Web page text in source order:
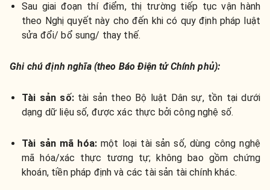
Sau giai đoạn thí điểm, thị trường tiếp tục vận hành
theo Nghị quyết này cho đến khi có quy định pháp luật
sửa đổi/ bổ sung/ thay thế.
Ghi chú định nghĩa (theo Báo Điện tử Chính phủ):
Tài sản số:tài sản theo Bộ luật Dân sự, tồn tại dưới
dạng dữ liệu số, được xác thực bởi công nghệ số.
Tài sản mã hóa: một loại tài sản số, dùng công nghệ
mã hóa/xác thực tương tự; không bao gồm chứng
khoán, tiền pháp định và các tài sản tài chính khác.